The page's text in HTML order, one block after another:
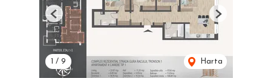
1 / 9 Harta
Previous Next